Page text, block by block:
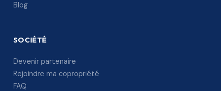
Blog
SOCIÉTÉ
Devenir partenaire
Rejoindre ma copropriété
FAQ